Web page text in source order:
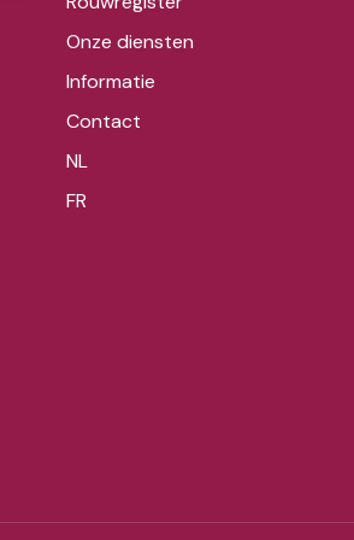
Onze diensten
Informatie
Contact
NL
FR